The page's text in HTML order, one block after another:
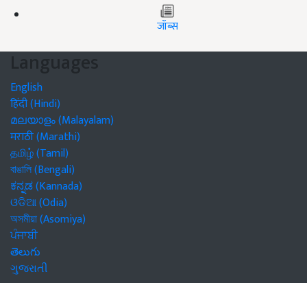
जॉब्स
Languages
English
हिंदी (Hindi)
മലയാളം (Malayalam)
मराठी (Marathi)
தமிழ் (Tamil)
বাঙালি (Bengali)
ಕನ್ನಡ (Kannada)
ଓଡିଆ (Odia)
অসমীয়া (Asomiya)
ਪੰਜਾਬੀ
తెలుగు
ગુજરાતી